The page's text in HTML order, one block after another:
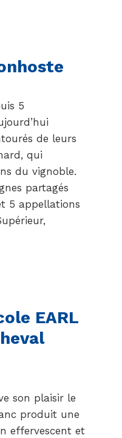
5
de leurs
qui
du vignoble.
partagés
5 appellations
EARL
son plaisir le
produit une
effervescent et